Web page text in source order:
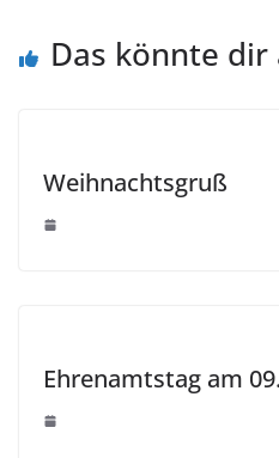
Das könnte
Weihnachtsgruß
Ehrenamtstag am